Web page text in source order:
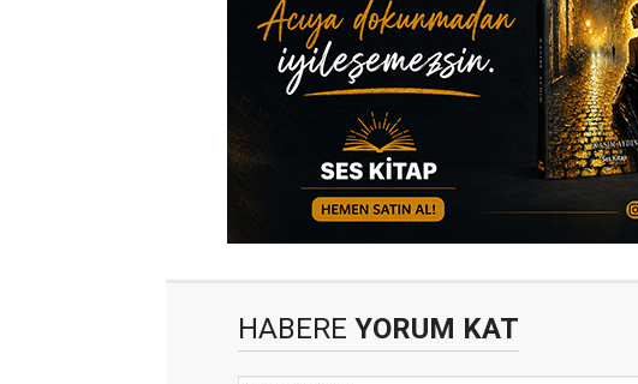
HABERE YORUM KAT